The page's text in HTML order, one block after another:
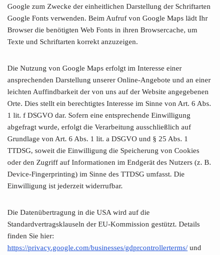
Google zum Zwecke der einheitlichen Darstellung der Schriftarten
Google Fonts verwenden. Beim Aufruf von Google Maps lädt Ihr
Browser die benötigten Web Fonts in ihren Browsercache, um
Texte und Schriftarten korrekt anzuzeigen.
Die Nutzung von Google Maps erfolgt im Interesse einer
ansprechenden Darstellung unserer Online-Angebote und an einer
leichten Auffindbarkeit der von uns auf der Website angegebenen
Orte. Dies stellt ein berechtigtes Interesse im Sinne von Art. 6 Abs.
1 lit. f DSGVO dar. Sofern eine entsprechende Einwilligung
abgefragt wurde, erfolgt die Verarbeitung ausschließlich auf
Grundlage von Art. 6 Abs. 1 lit. a DSGVO und § 25 Abs. 1
TTDSG, soweit die Einwilligung die Speicherung von Cookies
oder den Zugriff auf Informationen im Endgerät des Nutzers (z. B.
Device-Fingerprinting) im Sinne des TTDSG umfasst. Die
Einwilligung ist jederzeit widerrufbar.
Die Datenübertragung in die USA wird auf die
Standardvertragsklauseln der EU-Kommission gestützt. Details
finden Sie hier:
https://privacy.google.com/businesses/gdprcontrollerterms/ und